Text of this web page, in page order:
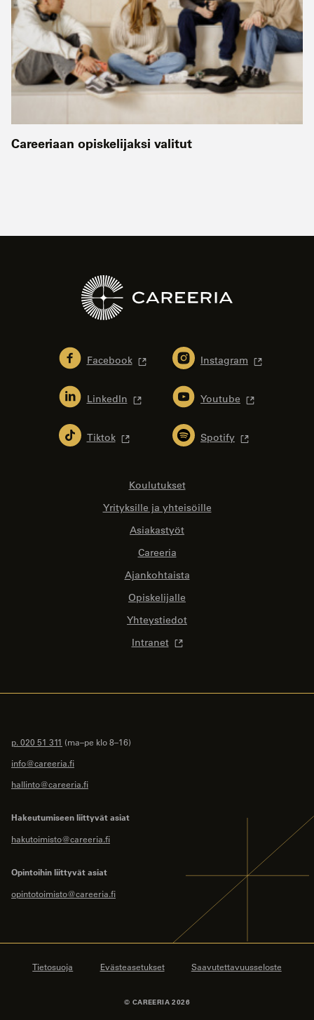
Careeriaan opiskelijaksi valitut
Facebook Instagram
LinkedIn Youtube
Tiktok Spotify
Koulutukset
Yrityksille ja yhteisöille
Asiakastyöt
Careeria
Ajankohtaista
Opiskelijalle
Yhteystiedot
Intranet
p. 020 51 311 (ma–pe klo 8–16)
info@careeria.fi
hallinto@careeria.fi
Hakeutumiseen liittyvät asiat
hakutoimisto@careeria.fi
Opintoihin liittyvät asiat
opintotoimisto@careeria.fi
© CAREERIA 2026
Tietosuoja Evästeasetukset Saavutettavuusseloste